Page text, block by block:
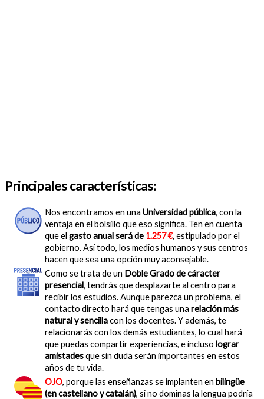
Principales características:
Nos encontramos en una Universidad pública, con la
ventaja en el bolsillo que eso significa. Ten en cuenta
que el gasto anual será de 1.257 €, estipulado por el
gobierno. Así todo, los medios humanos y sus centros
hacen que sea una opción muy aconsejable.
Como se trata de un Doble Grado de cáracter
presencial, tendrás que desplazarte al centro para
recibir los estudios. Aunque parezca un problema, el
contacto directo hará que tengas una relación más
natural y sencillacon los docentes. Y además, te
relacionarás con los demás estudiantes, lo cual hará
que puedas compartir experiencias, e incluso lograr
amistadesque sin duda serán importantes en estos
años de tu vida.
OJO, porque las enseñanzas se implanten en bilingüe
(en castellano y catalán), si no dominas la lengua podría